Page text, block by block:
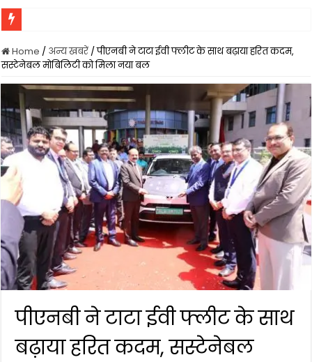
Home / अन्य खबरें /पीएनबी ने टाटा ईवी फ्लीट के साथ बढ़ाया हरित कदम,
सस्टेनेबल मोबिलिटी को मिला नया बल
पीएनबी ने टाटा ईवी फ्लीट के साथ
बढ़ाया हरित कदम, सस्टेनेबल